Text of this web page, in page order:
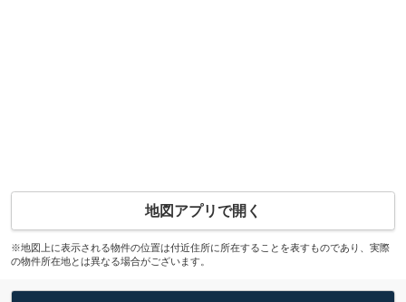
地図アプリで開く
※地図上に表示される物件の位置は付近住所に所在することを表すものであり、実際
の物件所在地とは異なる場合がございます。